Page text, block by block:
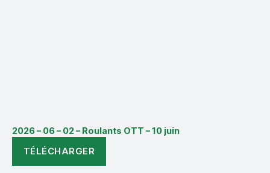
2026 – 06 – 02 – Roulants OTT – 10 juin
TÉLÉCHARGER